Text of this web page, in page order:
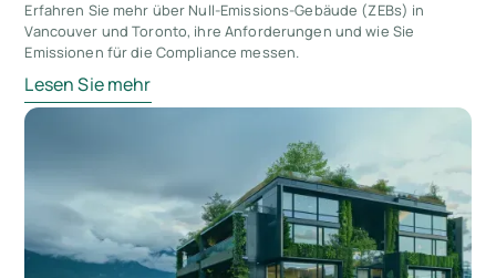
Erfahren Sie mehr über Null-Emissions-Gebäude (ZEBs) in
Vancouver und Toronto, ihre Anforderungen und wie Sie
Emissionen für die Compliance messen.
Lesen Sie mehr